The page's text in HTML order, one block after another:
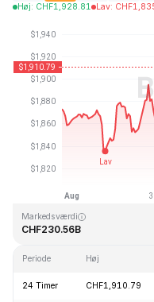
Høj: CHF1,928.81 Lav: CHF
Sidst opdateret: 2026-08-07, 17:49
CHF4,946.05
Markedsværdi
CHF230.56B
Periode Høj
24 Timer CHF1,910.79